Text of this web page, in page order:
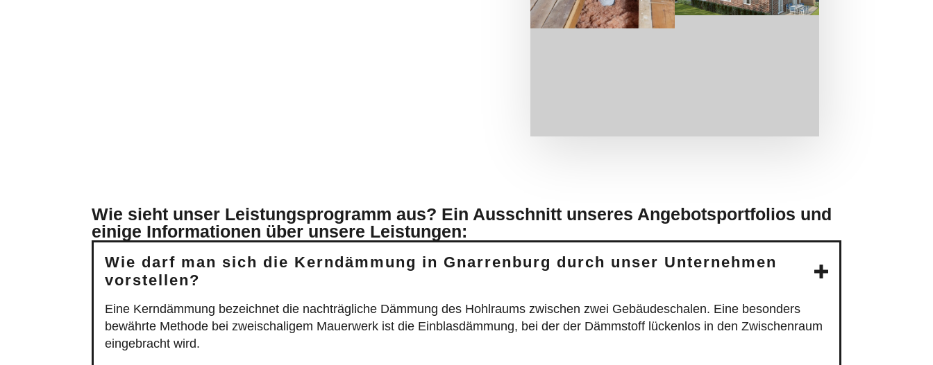
Wie sieht unser Leistungsprogramm aus? Ein Ausschnitt unseres Angebotsportfolios und
einige Informationen über unsere Leistungen:
Wie darf man sich die Kerndämmung in Gnarrenburg durch unser Unternehmen
vorstellen?
Eine Kerndämmung bezeichnet die nachträgliche Dämmung des Hohlraums zwischen zwei Gebäudeschalen. Eine besonders
bewährte Methode bei zweischaligem Mauerwerk ist die Einblasdämmung, bei der der Dämmstoff lückenlos in den Zwischenraum
eingebracht wird.